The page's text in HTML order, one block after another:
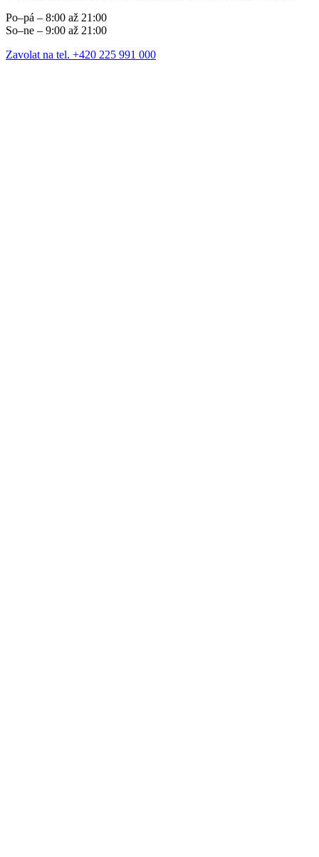
Po–pá – 8:00 až 21:00
So–ne – 9:00 až 21:00
Zavolat na tel. +420 225 991 000